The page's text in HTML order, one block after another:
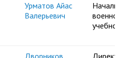
Урматов Айас
Валерьевич
военного